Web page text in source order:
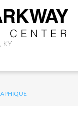
KY